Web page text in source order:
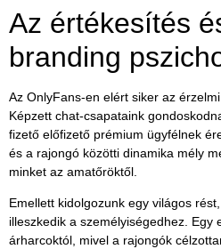
Az értékesítés
branding
Az OnlyFans-en elért siker az
Képzett chat-csapataink
fizető előfizető prémium ügyfélnek
és a rajongó közötti dinamika mély
minket az amatőröktől.
Emellett kidolgozunk egy világos rést
illeszkedik a személyiségedhez. Egy
árharcoktól, mivel a rajongók